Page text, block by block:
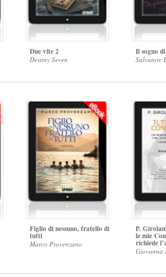
Due vite 2
Destiny Seven
Il sogno
Salvatore
Figlio di nessuno, fratello di
tutti
Marco Provenzano
P.
le mie
richiede
Giovanna